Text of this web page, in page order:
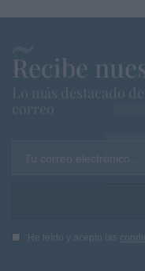
Recibe
Lo más destacado
correo
Tu correo electrónico...
He leído y acepto las